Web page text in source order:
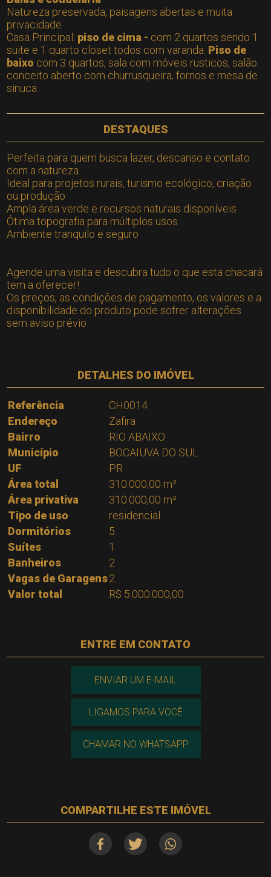
Natureza preservada, paisagens abertas e muita
privacidade
Casa Principal: piso de cima - com 2 quartos sendo 1
suite e 1 quarto closet todos com varanda. Piso de
baixo com 3 quartos, sala com móveis rusticos, salão
conceito aberto com churrusqueira, fornos e mesa de
sinuca.
DESTAQUES
Perfeita para quem busca lazer, descanso e contato
com a natureza
Ideal para projetos rurais, turismo ecológico, criação
ou produção
Ampla área verde e recursos naturais disponíveis
Ótima topografia para múltiplos usos
Ambiente tranquilo e seguro
Agende uma visita e descubra tudo o que esta chacará
tem a oferecer!
Os preços, as condições de pagamento, os valores e a
disponibilidade do produto pode sofrer alterações
sem aviso prévio
DETALHES DO IMÓVEL
Referência
CH0014
Endereço
Zafira
Bairro
RIO ABAIXO
Município
BOCAIUVA DO SUL
UF
PR
Área total
310.000,00 m²
Área privativa
310.000,00 m²
Tipo de uso
residencial
Dormitórios
5
Suítes
1
Banheiros
2
Vagas de Garagens2
Valor total
R$ 5.000.000,00
ENTRE EM CONTATO
ENVIAR UM E-MAIL
LIGAMOS PARA VOCÊ
CHAMAR NO WHATSAPP
COMPARTILHE ESTE IMÓVEL